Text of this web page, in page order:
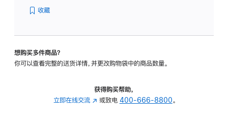
转
的
收藏
想购买多件商品？
你可以查看完整的送货详情，并更改购物袋中的商品数量。
获得购买帮助，
立即在线交流 (在 或致电 400-666-8800。